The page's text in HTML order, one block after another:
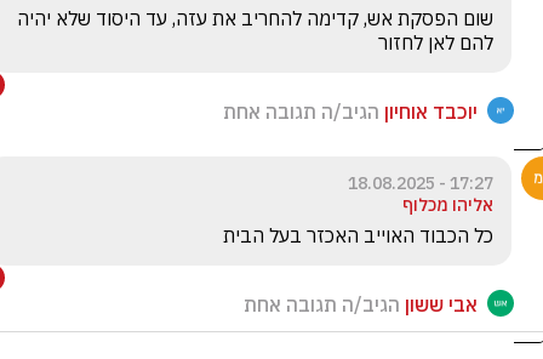
להם לאן לחזור
יוכבד אוחיון הגיב/ה תגובה אחת
17:27 - 18.08.2025
אליהו מכלוף
כל הכבוד האוייב האכזר בעל הבית
אבי ששון הגיב/ה תגובה אחת